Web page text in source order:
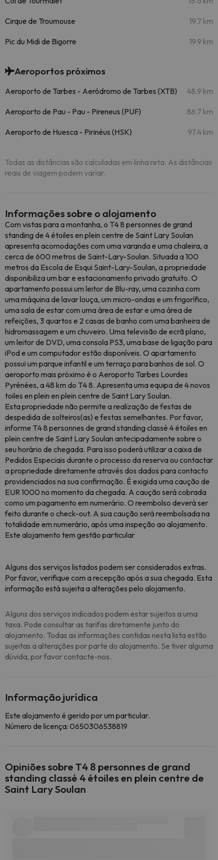
Cirque de Troumouse 19.7 km
Pic du Midi de Bigorre 19.9 km
Aeroportos próximos
Aeroporto de Tarbes - Aeródromo de Tarbes (XTB) 48.9 km
Aeroporto de Pau - Pau - Pireneus (PUF) 86.7 km
Aeroporto de Huesca - Pirinéus (HSK) 97.4 km
Todas as distâncias são calculadas em linha reta. As distâncias
reais de viagem podem variar.
Informações sobre o alojamento
Com vistas para a montanha, o T4 8 personnes de grand
standing de 4 étoiles en plein centre de Saint Lary Soulan
apresenta acomodações com uma varanda e uma chaleira, a
cerca de 600 metros de Saint-Lary-Soulan. Situada a 100
metros da Escola de Esqui Saint-Lary-Soulan, a propriedade
disponibiliza um bar e estacionamento privado gratuito. O
apartamento possui um leitor de Blu-ray, uma cozinha com
uma máquina de lavar louça, um micro-ondas e um frigorífico,
uma sala de estar com uma área de estar e uma área de
refeições, 3 quartos e 2 casas de banho com uma banheira de
hidromassagem e um chuveiro. Uma televisão de ecrã plano,
um leitor de DVD, uma consola PS3, uma base de ligação para
iPod e um computador estão disponíveis. O apartamento
possui um parque infantil e um terraço para banhos de sol. O
aeroporto mais próximo é o Aeroporto Tarbes Lourdes
Pyrénées, a 48 km do T4 8. Apresenta uma equipa de 4 novos
toiles en plein en plein centre de Saint Lary Soulan.
Esta propriedade não permite a realização de festas de
despedida de solteiros(as) e festas semelhantes. Por favor,
informe T4 8 personnes de grand standing classé 4 étoiles en
plein centre de Saint Lary Soulan antecipadamente sobre o
seu horário de chegada. Para isso poderá utilizar a caixa de
Pedidos Especiais durante o processo da reserva ou contactar
a propriedade diretamente através dos dados para contacto
providenciados na sua confirmação. É exigida uma caução de
EUR 1000 no momento da chegada. A caução será cobrada
como um pagamento em numerário. O reembolso deverá ser
feito durante o check-out. A sua caução será reembolsada na
totalidade em numerário, após uma inspeção ao alojamento.
Este alojamento tem gestão particular
Alguns dos serviços listados podem ser considerados extras.
Por favor, verifique com a recepção após a sua chegada. Esta
informação está sujeita a alterações pelo alojamento.
Alguns dos serviços indicados podem estar sujeitos a uma
taxa. Pode consultar as tarifas diretamente junto do
alojamento. Todas as informações contidas nesta lista estão
sujeitas a alterações por parte do alojamento. Se tiver alguma
dúvida, por favor contacte-nos.
Informação jurídica
Este alojamento é gerido por um particular.
Número de licença: 0650306538819
Opiniões sobre T4 8 personnes de grand
standing classé 4 étoiles en plein centre de
Saint Lary Soulan